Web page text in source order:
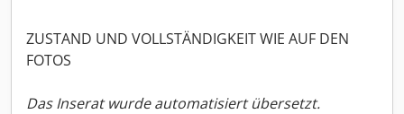
ZUSTAND UND VOLLSTÄNDIGKEIT WIE AUF DEN
FOTOS
Das Inserat wurde automatisiert übersetzt.